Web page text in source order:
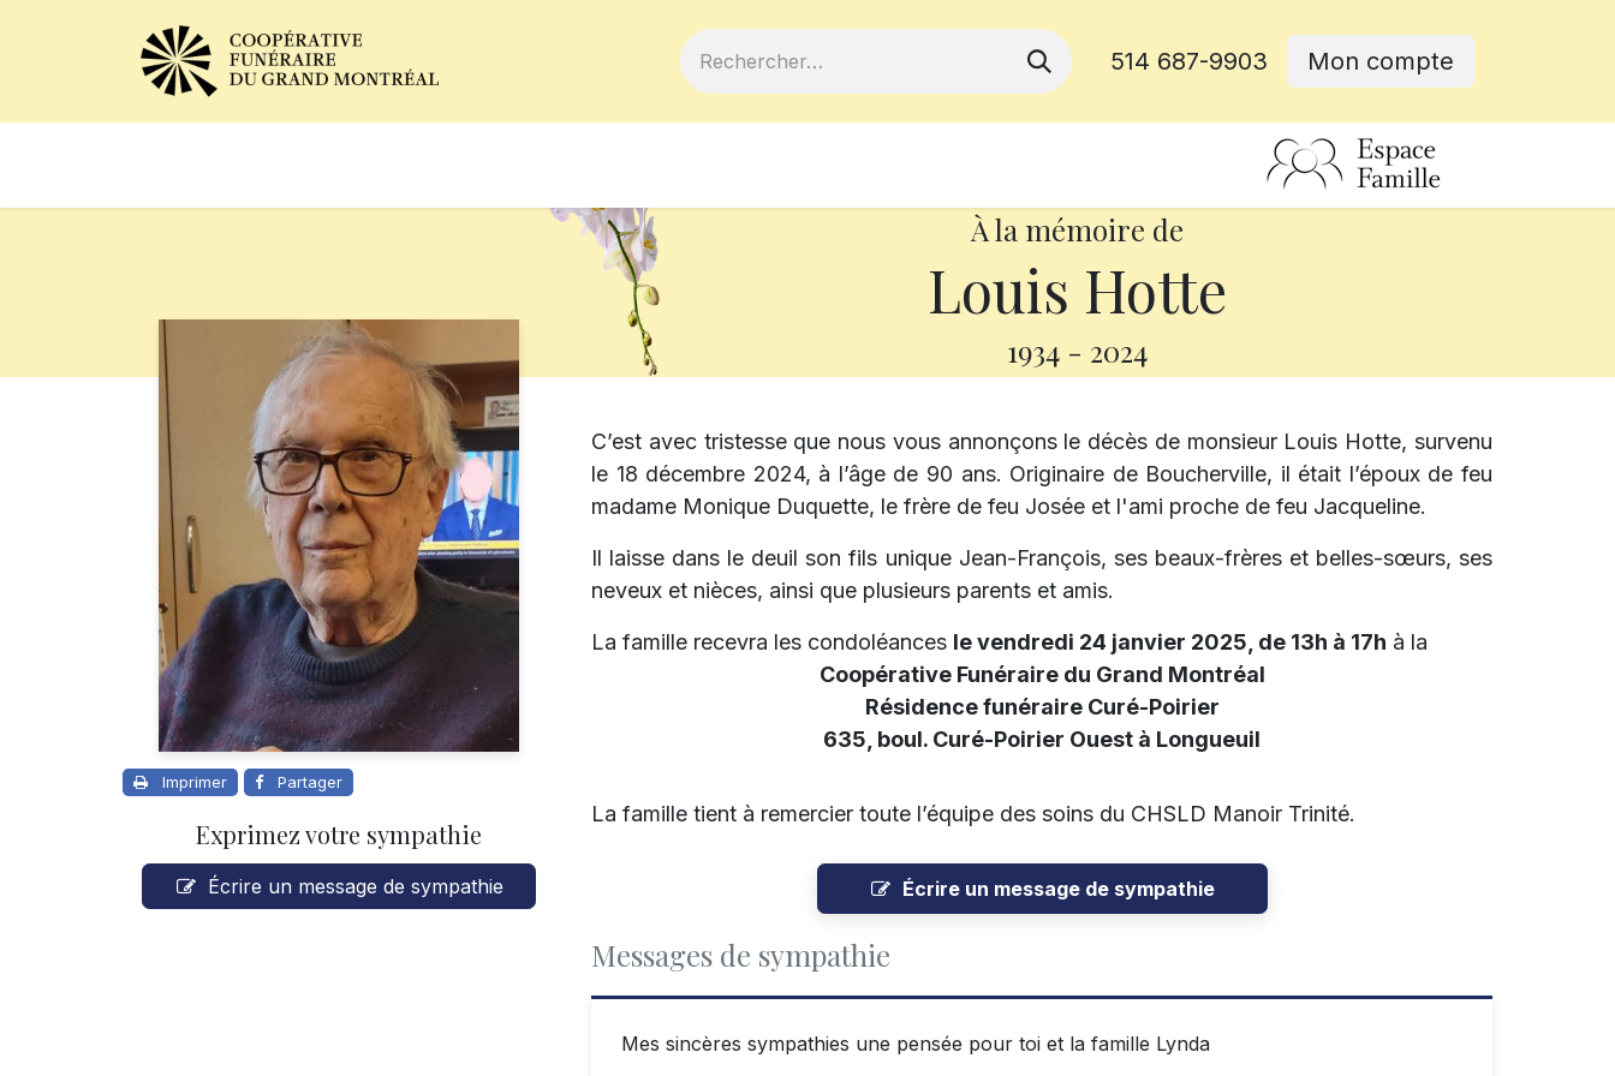
514 687-9903 Mon compte
À la mémoire de
Louis Hotte
1934 - 2024
Imprimer Partager
Exprimez votre sympathie
Écrire un message de sympathie
C’est avec tristesse que nous vous annonçons le décès de monsieur Louis Hotte, survenu
le 18 décembre 2024, à l’âge de 90 ans. Originaire de Boucherville, il était l’époux de feu
madame Monique Duquette, le frère de feu Josée et l'ami proche de feu Jacqueline.
Il laisse dans le deuil son fils unique Jean-François, ses beaux-frères et belles-sœurs, ses
neveux et nièces, ainsi que plusieurs parents et amis.
La famille recevra les condoléances le vendredi 24 janvier 2025, de 13h à 17h à la
Coopérative Funéraire du Grand Montréal
Résidence funéraire Curé-Poirier
635, boul. Curé-Poirier Ouest à Longueuil
La famille tient à remercier toute l’équipe des soins du CHSLD Manoir Trinité.
Écrire un message de sympathie
Messages de sympathie
Mes sincères sympathies une pensée pour toi et la famille Lynda